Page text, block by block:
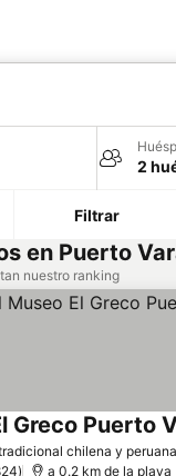
2
Filtrar
en Puerto
nuestro ranking
chilena y peruana
Greco Puerto
a 0.2 km de la playa